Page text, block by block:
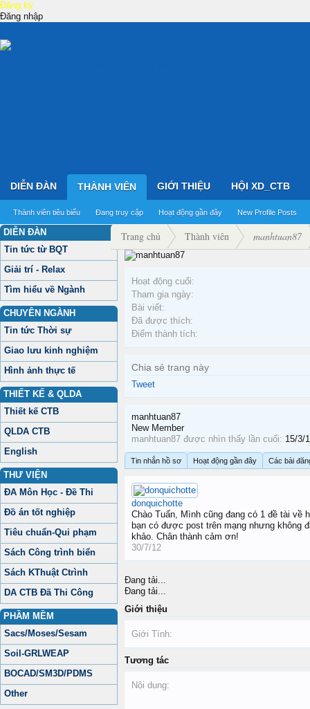
Đăng ký
Đăng nhập
DIỄN ĐÀN THÀNH VIÊN
Thành viên tiêu biểu Đang truy cập Hoạt động gần đây New Profile Posts
GIỚI THIỆU HỘI XD_CTB
DIỄN ĐÀN
Tin tức từ BQT
Giải trí - Relax
Tìm hiểu về Ngành
CHUYÊN NGÀNH
Tin tức Thời sự
Giao lưu kinh nghiệm
Hình ảnh thực tế
THIẾT KẾ & QLDA
Thiết kế CTB
QLDA CTB
English
THƯ VIỆN
ĐA Môn Học - Đề Thi
Đồ án tốt nghiệp
Tiêu chuẩn-Qui phạm
Sách Công trình biển
Sách KThuật Ctrình
DA CTB Đã Thi Công
PHẦM MỀM
Sacs/Moses/Sesam
Soil-GRLWEAP
BOCAD/SM3D/PDMS
Other
Trang chủ Thành viên manhtuan87
Hoạt động cuối:
Tham gia ngày:
Bài viết:
Đã được thích:
Điểm thành tích:
Chia sẻ trang này
Tweet
manhtuan87
New Member
manhtuan87 được nhìn thấy lần cuối: 15/3/
Tin nhắn hồ sơ Hoạt động gần đây Các bài
donquichotte
Chào Tuấn, Mình cũng đang có 1 đề tài
bạn có được post trên mạng nhưng không
khảo. Chân thành cảm ơn!
30/7/12
Đang tải...
Đang tải...
Giới thiệu
Giới Tính:
Tương tác
Nội dung: